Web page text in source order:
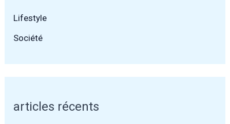
Lifestyle
Société
articles récents